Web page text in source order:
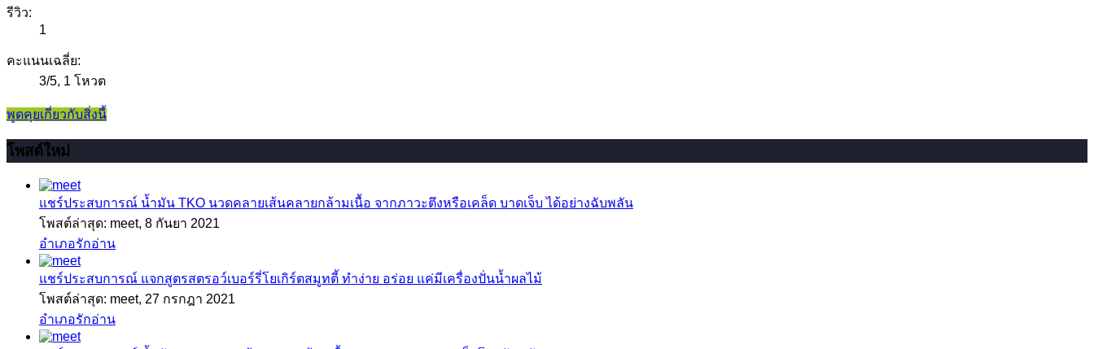
รีวิว:
1
คะแนนเฉลี่ย:
3/5, 1 โหวต
พูดคุยเกี่ยวกับสิ่งนี้
โพสต์ใหม่
แชร์ประสบการณ์ น้ำมัน TKO นวดคลายเส้นคลายกล้ามเนื้อ จากภาวะตึงหรือเคล็ด บาดเจ็บ ได้อย่างฉับพลัน
โพสต์ล่าสุด: meet, 8 กันยา 2021
อำเภอรักอ่าน
แชร์ประสบการณ์ แจกสูตรสตรอว์เบอร์รี่โยเกิร์ตสมูทตี้ ทำง่าย อร่อย แค่มีเครื่องปั่นน้ำผลไม้
โพสต์ล่าสุด: meet, 27 กรกฎา 2021
อำเภอรักอ่าน